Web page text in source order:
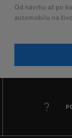
Od návrhu až po
automobilu na